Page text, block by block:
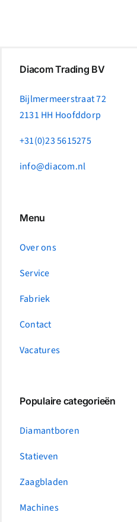
Diacom Trading BV
Bijlmermeerstraat 72
2131 HH Hoofddorp
+31(0)23 5615275
info@diacom.nl
Menu
Over ons
Service
Fabriek
Contact
Vacatures
Populaire categorieën
Diamantboren
Statieven
Zaagbladen
Machines